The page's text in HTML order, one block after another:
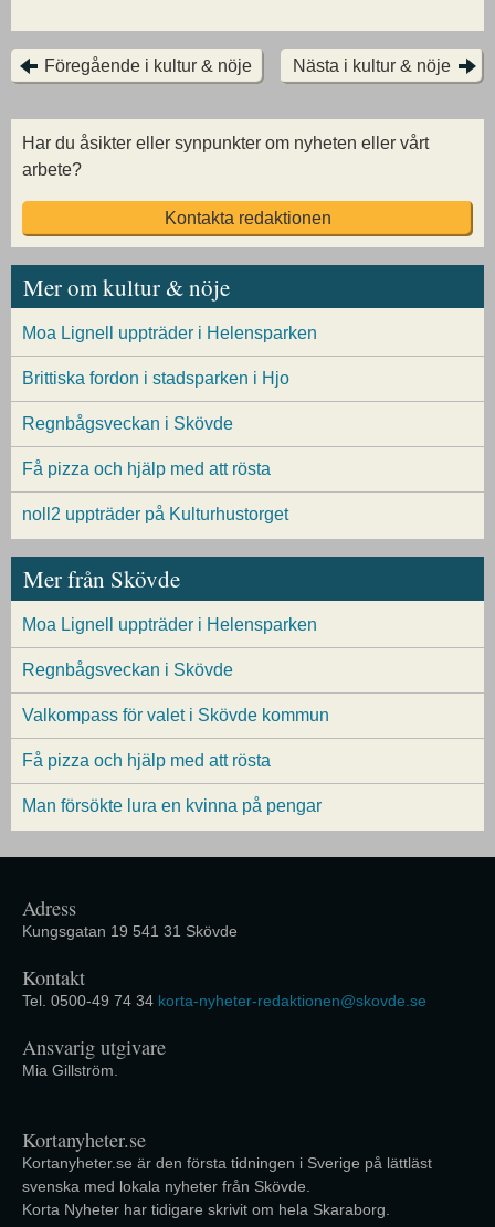
Föregående i kultur & nöje Nästa i kultur & nöje
Har du åsikter eller synpunkter om nyheten eller vårt
arbete?
Kontakta redaktionen
Mer om kultur & nöje
Moa Lignell uppträder i Helensparken
Brittiska fordon i stadsparken i Hjo
Regnbågsveckan i Skövde
Få pizza och hjälp med att rösta
noll2 uppträder på Kulturhustorget
Mer från Skövde
Moa Lignell uppträder i Helensparken
Regnbågsveckan i Skövde
Valkompass för valet i Skövde kommun
Få pizza och hjälp med att rösta
Man försökte lura en kvinna på pengar
Adress
Kungsgatan 19 541 31 Skövde
Kontakt
Tel. 0500-49 74 34 korta-nyheter-redaktionen@skovde.se
Ansvarig utgivare
Mia Gillström.
Kortanyheter.se
Kortanyheter.se är den första tidningen i Sverige på lättläst
svenska med lokala nyheter från Skövde.
Korta Nyheter har tidigare skrivit om hela Skaraborg.